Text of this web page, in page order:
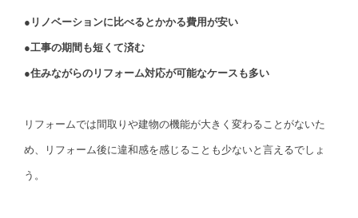
●リノベーションに比べるとかかる費用が安い
●工事の期間も短くて済む
●住みながらのリフォーム対応が可能なケースも多い
リフォームでは間取りや建物の機能が大きく変わることがないた
め、リフォーム後に違和感を感じることも少ないと言えるでしょ
う。